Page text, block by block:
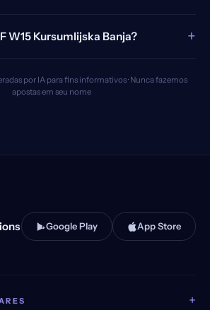
W15 Kursumlijska Banja? +
por IA para fins informativos · Nunca fazemos
apostas em seu nome
Google Play App Store
+